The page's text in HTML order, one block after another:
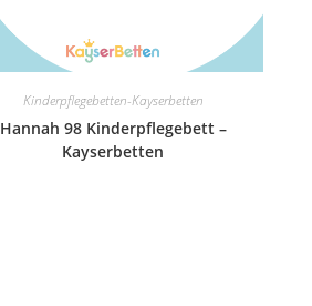
Kinderpflegebetten-Kayserbetten
Hannah 98 Kinderpflegebett –
Kayserbetten